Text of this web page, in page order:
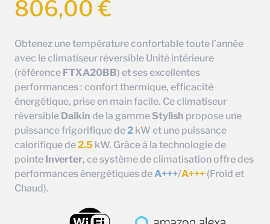
806,00€
Obtenez une température confortable toute l’année
avec le climatiseur réversible Unité intérieure
(référence FTXA20BB) et ses excellentes
performances : confort thermique, efficacité
énergétique, prise en main facile. Ce climatiseur
réversible Daikin de la gamme Stylish propose une
puissance frigorifique de2 kW et une puissance
calorifique de2.5 kW. Grâce à la technologie de
pointe Inverter, ce système de climatisation offre des
performances énergétiques deA+++/A+++ (Froid et
Chaud).